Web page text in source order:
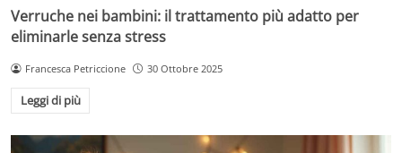
Verruche nei bambini: il trattamento più adatto per
eliminarle senza stress
Francesca Petriccione 30 Ottobre 2025
Leggi di più